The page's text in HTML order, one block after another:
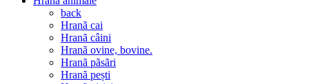
back
Hranã cai
Hranã câini
Hranã ovine, bovine.
Hranã pãsãri
Hranã pești